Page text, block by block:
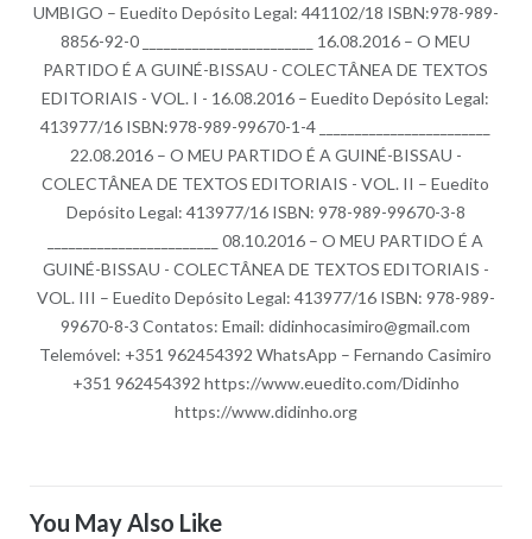
UMBIGO – Euedito Depósito Legal: 441102/18 ISBN:978-989-
8856-92-0 ________________________ 16.08.2016 – O MEU
PARTIDO É A GUINÉ-BISSAU - COLECTÂNEA DE TEXTOS
EDITORIAIS - VOL. I - 16.08.2016 – Euedito Depósito Legal:
413977/16 ISBN:978-989-99670-1-4 ________________________
22.08.2016 – O MEU PARTIDO É A GUINÉ-BISSAU -
COLECTÂNEA DE TEXTOS EDITORIAIS - VOL. II – Euedito
Depósito Legal: 413977/16 ISBN: 978-989-99670-3-8
________________________ 08.10.2016 – O MEU PARTIDO É A
GUINÉ-BISSAU - COLECTÂNEA DE TEXTOS EDITORIAIS -
VOL. III – Euedito Depósito Legal: 413977/16 ISBN: 978-989-
99670-8-3 Contatos: Email: didinhocasimiro@gmail.com
Telemóvel: +351 962454392 WhatsApp – Fernando Casimiro
+351 962454392 https://www.euedito.com/Didinho
https://www.didinho.org
You May Also Like